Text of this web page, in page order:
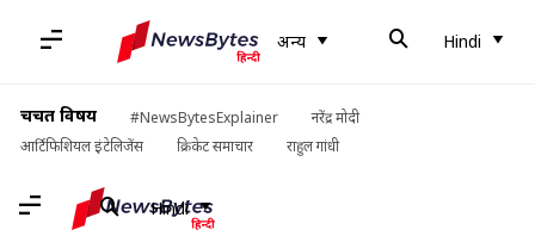
अन्य Hindi
चर्चित विषय #NewsBytesExplainer
नरेंद्र मोदी
आर्टिफिशियल इंटेलिजेंस
क्रिकेट समाचार राहुल गांधी
Hindi